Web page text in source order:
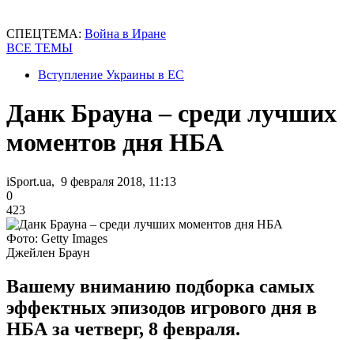
СПЕЦТЕМА: Война в Иране
ВСЕ ТЕМЫ
Вступление Украины в ЕС
Данк Брауна – среди лучших
моментов дня НБА
iSport.ua, 9 февраля 2018, 11:13
0
423
Фото: Getty Images
Джейлен Браун
Вашему вниманию подборка самых
эффектных эпизодов игрового дня в
НБА за четверг, 8 февраля.